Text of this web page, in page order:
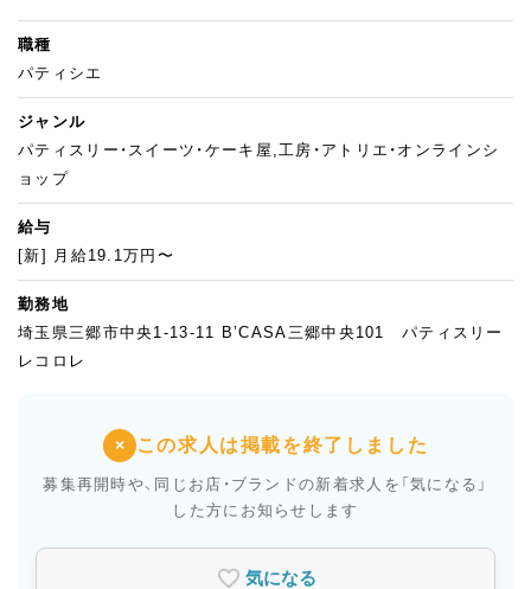
職種
パティシエ
ジャンル
パティスリー・スイーツ・ケーキ屋,工房・アトリエ・オンラインシ
ョップ
給与
[新] 月給19.1万円〜
勤務地
埼玉県三郷市中央1-13-11 B’CASA三郷中央101 パティスリー
レコロレ
× この求人は掲載を終了しました
募集再開時や、同じお店・ブランドの新着求人を 「気になる」
した方にお知らせします
気になる